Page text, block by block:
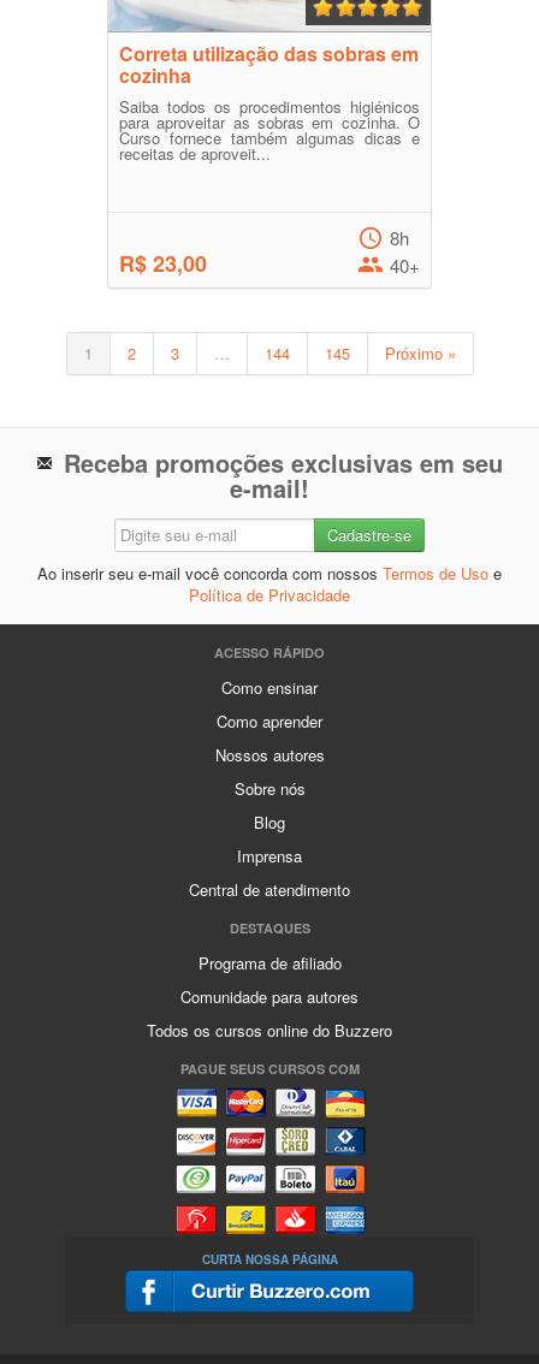
Correta utilização das sobras em
cozinha
Saiba todos os procedimentos higiénicos
para aproveitar as sobras em cozinha. O
Curso fornece também algumas dicas e
receitas de aproveit...
R$ 23,00
8h
40+
1 2 3 … 144 145 Próximo »
Receba promoções exclusivas em seu
e-mail!
Ao inserir seu e-mail você concorda com nossos Termos de Uso e
Política de Privacidade
ACESSO RÁPIDO
Como ensinar
Como aprender
Nossos autores
Sobre nós
Blog
Imprensa
Central de atendimento
DESTAQUES
Programa de afiliado
Comunidade para autores
Todos os cursos online do Buzzero
PAGUE SEUS CURSOS COM
CURTA NOSSA PÁGINA